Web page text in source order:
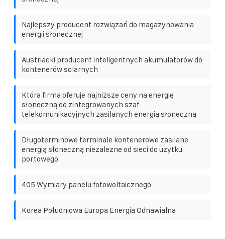
Najlepszy producent rozwiązań do magazynowania
energii słonecznej
Austriacki producent inteligentnych akumulatorów do
kontenerów solarnych
Która firma oferuje najniższe ceny na energię
słoneczną do zintegrowanych szaf
telekomunikacyjnych zasilanych energią słoneczną
Długoterminowe terminale kontenerowe zasilane
energią słoneczną niezależne od sieci do użytku
portowego
405 Wymiary panelu fotowoltaicznego
Korea Południowa Europa Energia Odnawialna